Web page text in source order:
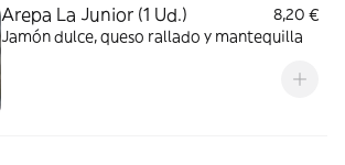
Arepa La Junior (1 Ud.)
8,20 €
Jamón dulce, queso rallado y mantequilla